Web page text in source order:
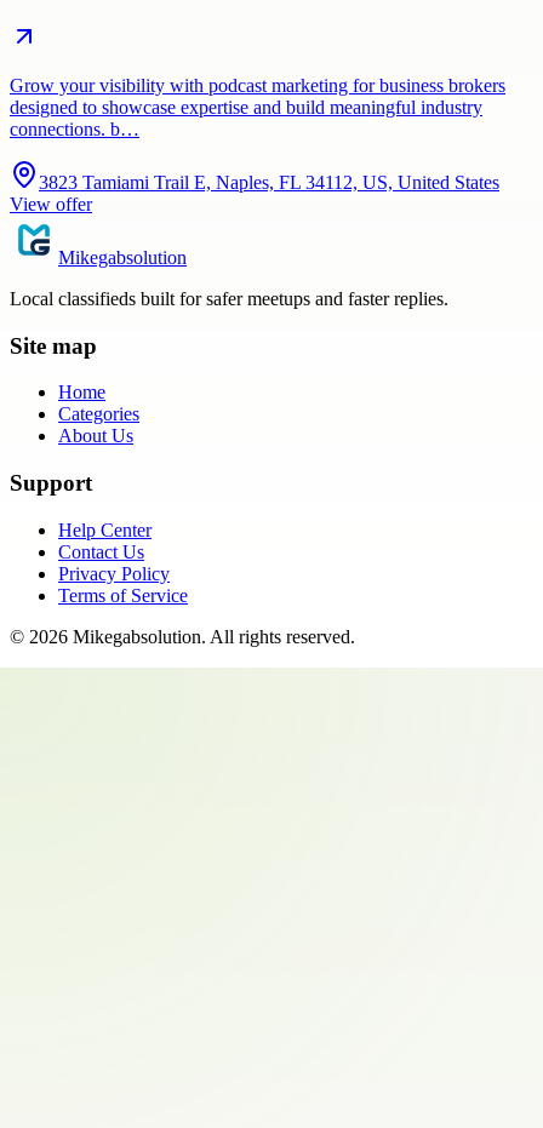
Grow your visibility with podcast marketing for business brokers
designed to showcase expertise and build meaningful industry
connections. b…
3823 Tamiami Trail E, Naples, FL 34112, US, United States
View offer
Mikegabsolution
Local classifieds built for safer meetups and faster replies.
Site map
Home
Categories
About Us
Support
Help Center
Contact Us
Privacy Policy
Terms of Service
© 2026 Mikegabsolution. All rights reserved.